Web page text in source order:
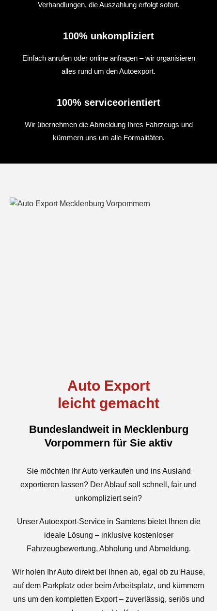
Verhandlungen, die Auszahlung erfolgt sofort.
100% unkompliziert
Einfach anrufen oder online anfragen – wir organisieren
alles rund um den Autoexport.
100% serviceorientiert
Wir übernehmen die Abmeldung Ihres Fahrzeugs und
kümmern uns um alle Formalitäten.
Auto Export
leicht gemacht
Bundeslandweit in Mecklenburg
Vorpommern für Sie aktiv
Sie möchten Ihr Auto verkaufen und ins Ausland
exportieren lassen? Der Ablauf soll schnell, fair und
unkompliziert sein?
Unser Autoexport-Service in Samtens bietet Ihnen die
ideale Lösung – inklusive kostenloser
Fahrzeugbewertung, Abholung und Abmeldung.
Wir holen Ihr Auto direkt bei Ihnen ab, egal ob zu Hause,
auf dem Parkplatz oder beim Arbeitsplatz, und kümmern
uns um den kompletten Export – zuverlässig, seriös und